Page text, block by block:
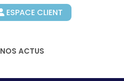
ESPACE CLIENT
NOS ACTUS